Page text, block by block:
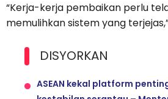
“Kerja-kerja pembaikan perlu
memulihkan sistem yang
DISYORKAN
ASEAN kekal platform